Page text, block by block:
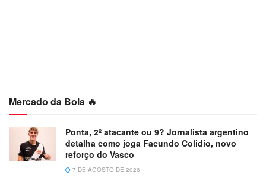
Mercado da Bola 🔥
Ponta, 2º atacante ou 9? Jornalista argentino
detalha como joga Facundo Colidio, novo
reforço do Vasco
7 DE AGOSTO DE 2026